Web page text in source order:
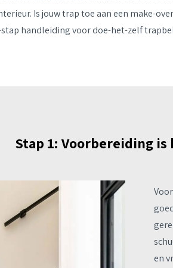
Is jouw trap toe aan een make-
handleiding voor doe-het-zelf
Stap 1: Voorbereiding
en